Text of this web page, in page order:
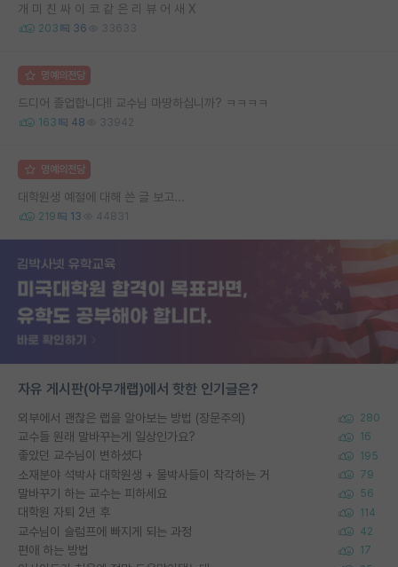
개 미 친 싸 이 코 같 은 리 뷰 어 새 X
203 36 33633
명예의전당
드디어 졸업합니다!! 교수님 마땅하십니까? ㅋㅋㅋㅋ
163 48 33942
명예의전당
대학원생 예절에 대해 쓴 글 보고...
219 13 44831
자유 게시판(아무개랩)에서 핫한 인기글은?
외부에서 괜찮은 랩을 알아보는 방법 (장문주의) 280
교수들 원래 말바꾸는게 일상인가요? 16
좋았던 교수님이 변하셨다 195
소재분야 석박사 대학원생 + 물박사들이 착각하는 거 79
말바꾸기 하는 교수는 피하세요 56
대학원 자퇴 2년 후 114
교수님이 슬럼프에 빠지게 되는 과정 42
편애 하는 방법 17